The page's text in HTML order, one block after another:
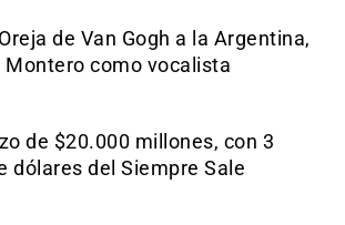
de Van Gogh a la Argentina,
Montero como vocalista
de $20.000 millones, con 3
dólares del Siempre Sale